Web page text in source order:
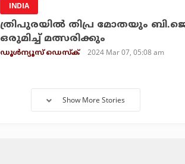
INDIA
ത്രിപുരയില്‍ തിപ്ര മോതയും
ഒരുമിച്ച് മത്സരിക്കും
ഡൂള്‍ന്യൂസ് ഡെസ്‌ക് 2024 Mar 07, 05:08 am
Show More Stories